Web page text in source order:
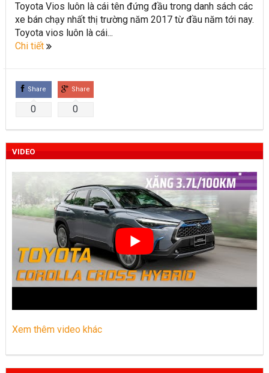
Toyota Raize phân khúc SUV cỡ nhỏ mới hứa hẹn nhiều đột
phá
“Bật mí” những thay đổi của Toyota Land Cruiser 2021 vừa
Những dòng xe Toyota đang phổ biến nhất trên thị trường
khúc C – SUV?
Những thay đổi trên dòng xe Vios 2022
Toyota Vios luôn là cái tên đứng đầu trong danh sách các
xe bán chạy nhất thị trường năm 2017 từ đầu năm tới nay.
Toyota vios luôn là cái...
Chi tiết
Share
0
Share
0
VIDEO
Xem thêm video khác